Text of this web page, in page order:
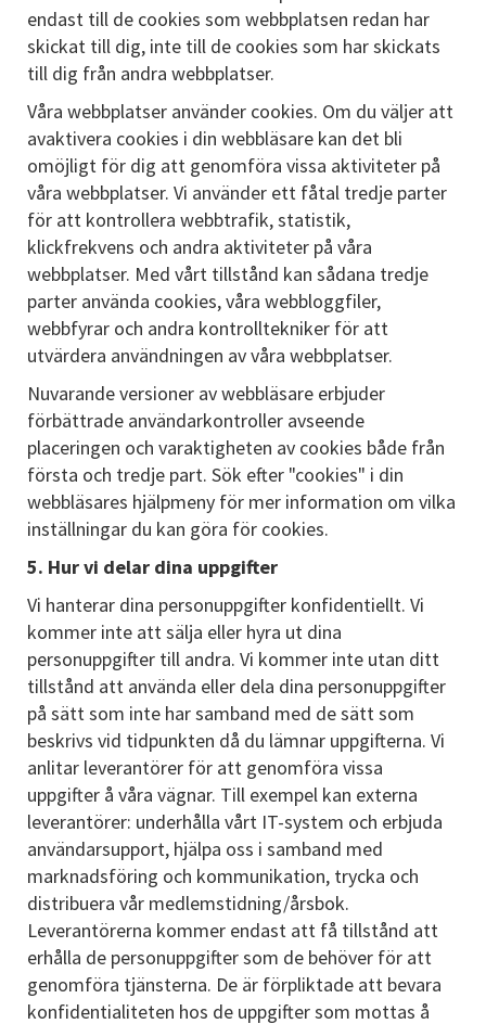
endast till de cookies som webbplatsen redan har
skickat till dig, inte till de cookies som har skickats
till dig från andra webbplatser.
Våra webbplatser använder cookies. Om du väljer att
avaktivera cookies i din webbläsare kan det bli
omöjligt för dig att genomföra vissa aktiviteter på
våra webbplatser. Vi använder ett fåtal tredje parter
för att kontrollera webbtrafik, statistik,
klickfrekvens och andra aktiviteter på våra
webbplatser. Med vårt tillstånd kan sådana tredje
parter använda cookies, våra webbloggfiler,
webbfyrar och andra kontrolltekniker för att
utvärdera användningen av våra webbplatser.
Nuvarande versioner av webbläsare erbjuder
förbättrade användarkontroller avseende
placeringen och varaktigheten av cookies både från
första och tredje part. Sök efter "cookies" i din
webbläsares hjälpmeny för mer information om vilka
inställningar du kan göra för cookies.
5. Hur vi delar dina uppgifter
Vi hanterar dina personuppgifter konfidentiellt. Vi
kommer inte att sälja eller hyra ut dina
personuppgifter till andra. Vi kommer inte utan ditt
tillstånd att använda eller dela dina personuppgifter
på sätt som inte har samband med de sätt som
beskrivs vid tidpunkten då du lämnar uppgifterna. Vi
anlitar leverantörer för att genomföra vissa
uppgifter å våra vägnar. Till exempel kan externa
leverantörer: underhålla vårt IT-system och erbjuda
användarsupport, hjälpa oss i samband med
marknadsföring och kommunikation, trycka och
distribuera vår medlemstidning/årsbok.
Leverantörerna kommer endast att få tillstånd att
erhålla de personuppgifter som de behöver för att
genomföra tjänsterna. De är förpliktade att bevara
konfidentialiteten hos de uppgifter som mottas å